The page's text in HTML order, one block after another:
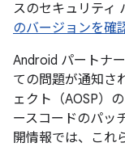
スのセキュリティ
のバージョンを確
Android パートナ
ての問題が通知さ
ェクト（AOSP）
ースコードのパッ
開情報では、これ